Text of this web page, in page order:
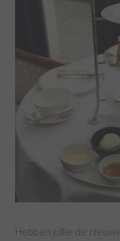
Hebben jullie de